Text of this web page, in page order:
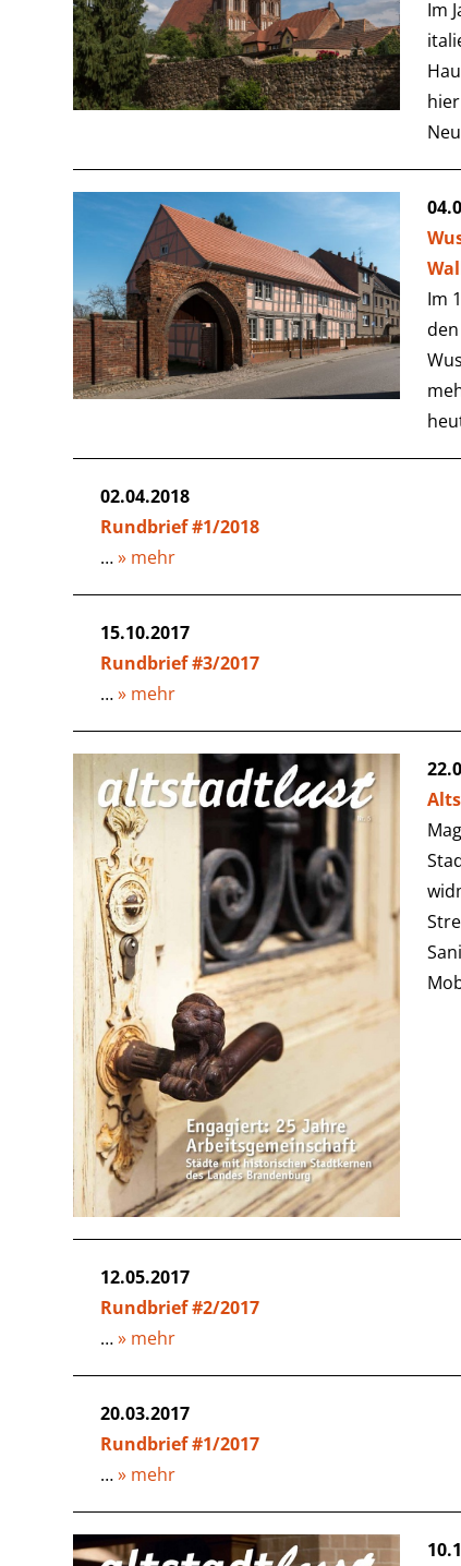
Im
Im
02.04.2018
Rundbrief #1/2018
…» mehr
15.10.2017
Rundbrief #3/2017
…» mehr
12.05.2017
Rundbrief #2/2017
…» mehr
20.03.2017
Rundbrief #1/2017
…» mehr